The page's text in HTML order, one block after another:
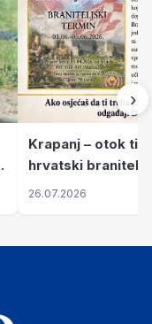
Krapanj – otok
hrvatski branitelji
pronalaze mir
26.07.2026
›